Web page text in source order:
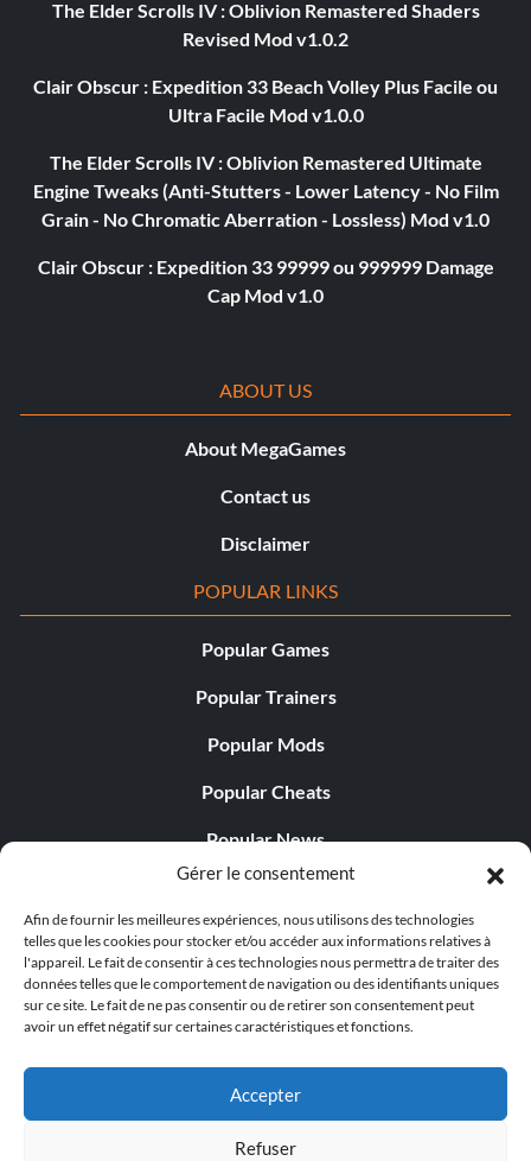
Gérer le consentement
Afin de fournir les meilleures expériences, nous utilisons des technologies
telles que les cookies pour stocker et/ou accéder aux informations relatives à
l'appareil. Le fait de consentir à ces technologies nous permettra de traiter des
données telles que le comportement de navigation ou des identifiants uniques
sur ce site. Le fait de ne pas consentir ou de retirer son consentement peut
avoir un effet négatif sur certaines caractéristiques et fonctions.
Accepter
Refuser
The Elder Scrolls IV : Oblivion Remastered Shaders
Revised Mod v1.0.2
Clair Obscur : Expedition 33 Beach Volley Plus Facile ou
Ultra Facile Mod v1.0.0
The Elder Scrolls IV : Oblivion Remastered Ultimate
Engine Tweaks (Anti-Stutters - Lower Latency - No Film
Grain - No Chromatic Aberration - Lossless) Mod v1.0
Clair Obscur : Expedition 33 99999 ou 999999 Damage
Cap Mod v1.0
ABOUT US
About MegaGames
Contact us
Disclaimer
POPULAR LINKS
Popular Games
Popular Trainers
Popular Mods
Popular Cheats
Popular News
Popular Editorials
Popular Free Games
LATEST UPDATES